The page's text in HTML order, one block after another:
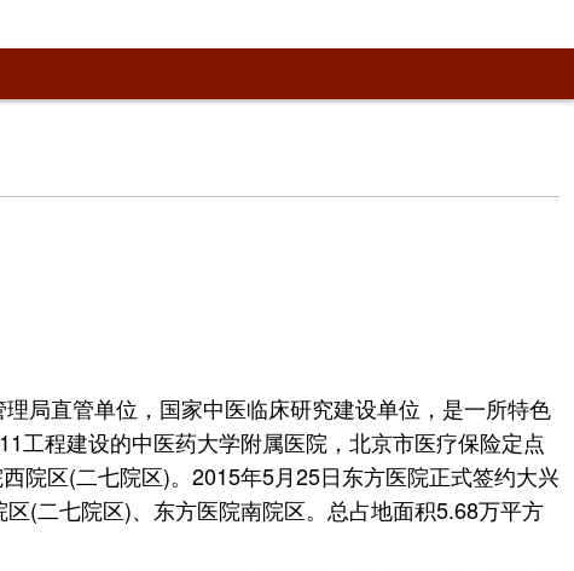
局直管单位，国家中医临床研究建设单位，是一所特色
工程建设的中医药大学附属医院，北京市医疗保险定点
院区(二七院区)。2015年5月25日东方医院正式签约大兴
(二七院区)、东方医院南院区。总占地面积5.68万平方